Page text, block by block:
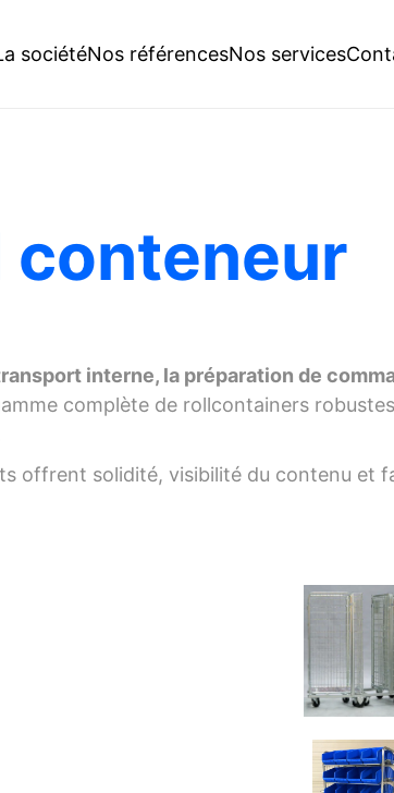
sociétéNos référencesNos services
interne, la préparation de
complète de rollcontainers
offrent solidité, visibilité du contenu et